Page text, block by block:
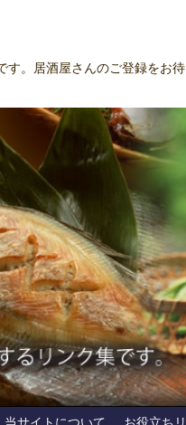
。居酒屋さんのご登録をお待